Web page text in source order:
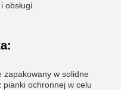
zapakowany w solidne
pianki ochronnej w celu